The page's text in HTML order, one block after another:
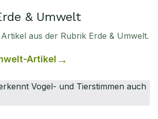
& Umwelt
aus der Rubrik Erde & Umwelt.
-Artikel